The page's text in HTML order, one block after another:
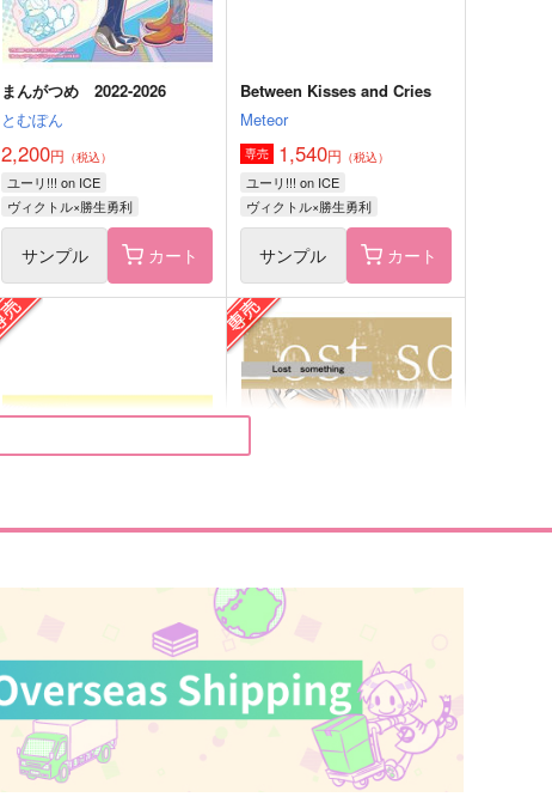
サンプル 作品詳細
マッカチンとワークショップ
About 10 Years Later
まんがつめ 2022-2026
とむぽん
2,200円 （税込）
ユーリ!!! on ICE
ヴィクトル×勝生勇利
サンプル カート
Between Kisses and Cries
Meteor
専売 1,540円 （税込）
ユーリ!!! on ICE
ヴィクトル×勝生勇利
サンプル カート
あれはワラスボだよ、と彼は
言った
西方河天国
472円
ユーリ!!! on ICE
ヴィクトル×勝生勇利
Lost something
イチジク
専売 787円 （税込）
ユーリ!!! on ICE
ヴィクトル×勝生勇利